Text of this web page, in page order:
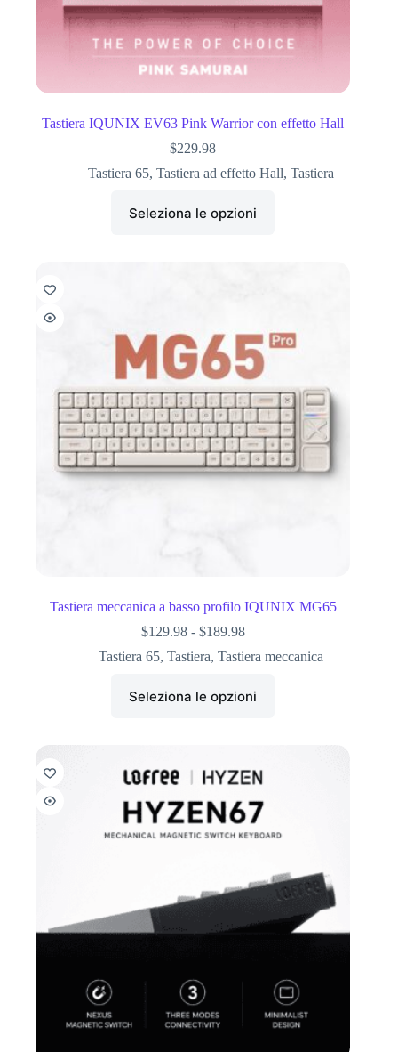
Tastiera IQUNIX EV63 Pink Warrior con effetto Hall
$229.98
Tastiera 65, Tastiera ad effetto Hall, Tastiera
Seleziona le opzioni
Tastiera meccanica a basso profilo IQUNIX MG65
$129.98 - $189.98
Tastiera 65, Tastiera, Tastiera meccanica
Seleziona le opzioni